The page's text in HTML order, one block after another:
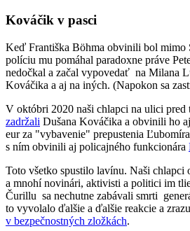
Kováčik v pasci
Keď Františka Böhma obvinili bol mimo
políciu mu pomáhal paradoxne práve
nedočkal a začal vypovedať na Milana
Kováčika a aj na iných. (Napokon sa
V októbri 2020 naši chlapci na ulici
zadržali Dušana Kováčika a obvinili ho
eur za "vybavenie" prepustenia
s ním obvinili aj policajného funkcionára
Toto všetko spustilo lavínu. Naši chlapci
a mnohí novinári, aktivisti a politici im
Čurillu sa nechutne zabávali smrti
to vyvolalo ďalšie a ďalšie reakcie a
v bezpečnostných zložkách.